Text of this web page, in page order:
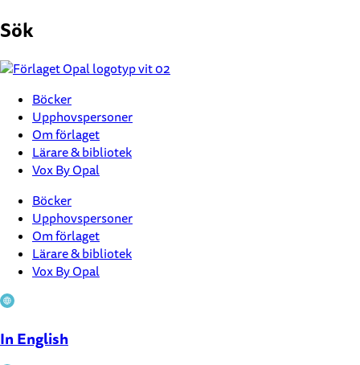
till
Sök
Böcker
Upphovspersoner
Om förlaget
Lärare & bibliotek
Vox By Opal
Böcker
Upphovspersoner
Om förlaget
Lärare & bibliotek
Vox By Opal
In English